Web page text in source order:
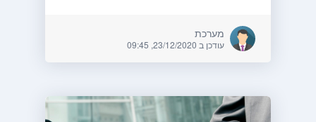
מערכת
עודכן ב 23/12/2020, 09:45